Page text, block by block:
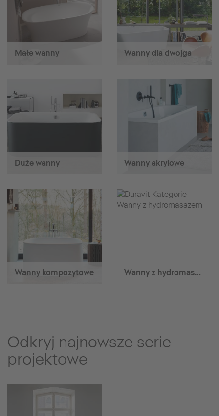
Małe wanny Wanny dla dwojga
Duże wanny Wanny akrylowe
Wanny kompozytowe Wanny z hydromasażem
Odkryj najnowsze serie
projektowe